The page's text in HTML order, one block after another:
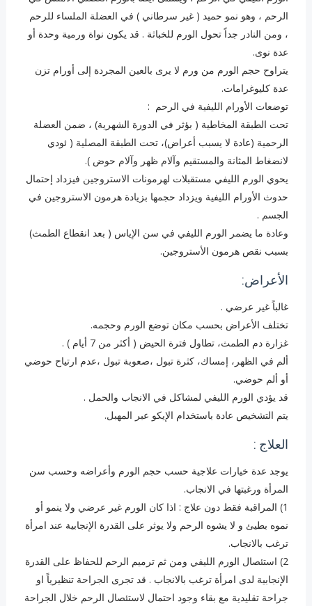
الرحم ، وهو نمو حميد ( غير سرطاني ) في العضلة الملساء للرحم
، ومن النادر جداً تحول الورم للخباثة . قد يكون نواة ورمية وحدة أو
عدة نوى.
يتراوح حجم الورم من ورم لا يرى بالعين المجردة إلى أورام تزن
عدة كليوغرامات.
توضعات الأورام الليفية في الرحم :
تحت الطبقة المخاطية ( بؤثر في الدورة الشهرية) ، ضمن العضلة
الرحمية (عادة لا يسبب أعراض)، تحت الطبقة المصلية ( ئودي
لانضغاط المثانة والمستقيم وآلام ظهر وآلام حوض ).
يحوي الورم الليفي مستقبلات لهرمونات الاستروجين فيزداد إحتمال
حدوث الأورام الليفية ويزداد حجمها بزيادة هرمون الاستروجين في
الجسم .
وعادة ما يضمر الورم الليفي في سن الإياس ( بعد انقطاع الطمث)
بسبب نقص هرمون الأستروجين.
الأعراض:
غالباً غير عرضي .
تختلف الأعراض بحسب مكان توضع الورم وحجمه.
غزارة دم الطمث، تطاول فترة الحيض ( أكثر من 7 أيام ) .
ألم في الظهر، إمساك، كثرة تبول ،صعوبة تبول ،عدم ارتياح حوضي
أو ألم حوضي.
قد يؤدي الورم الليفي لمشاكل في الانجاب والحمل .
يتم التشخيص عادة باستخدام الإيكو عبر المهبل.
العلاج :
يوجد عدة خيارات علاجية حسب حجم الورم وأعراضه وحسب سن
المرأة ورغبتها في الانجاب.
1) المراقبة فقط دون علاج : اذا كان الورم غير عرضي ولا ينمو أو
نموه بطيئ و لا يشوه الرحم ولا يوثر على القدرة الإنجابية عند امرأة
ترغب بالانجاب.
2) استئصال الورم الليفي ومن ثم ترميم الرحم للحفاظ على القدرة
الإنجابية لدى امرأة ترغب بالانجاب . قد تجرى الجراحة تنظيرياً او
جراحة تقليدية مع بقاء وجود احتمال لاستئصال الرحم خلال الجراحة